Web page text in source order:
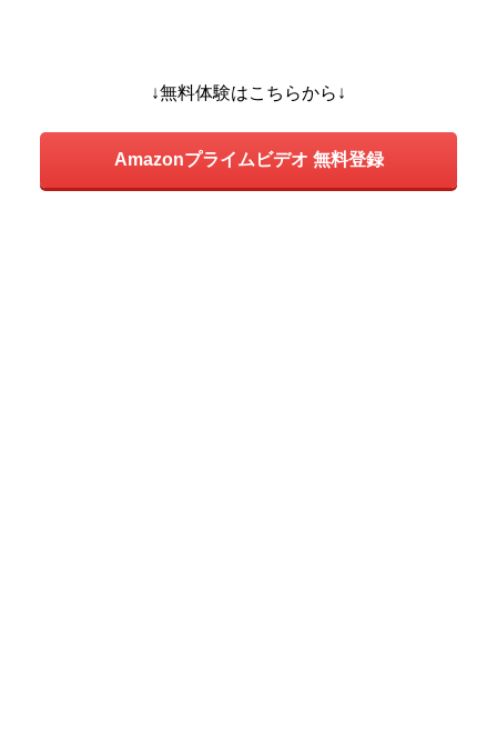
↓無料体験はこちらから↓
Amazonプライムビデオ 無料登録